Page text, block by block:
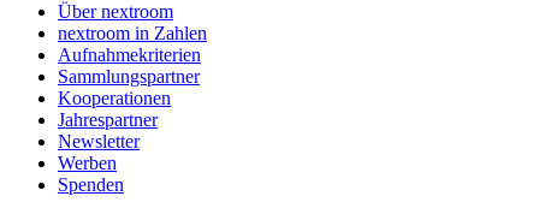
Über nextroom
nextroom in Zahlen
Aufnahmekriterien
Sammlungspartner
Kooperationen
Jahrespartner
Newsletter
Werben
Spenden